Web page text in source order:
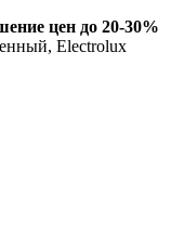
цен до 20-30%
Electrolux